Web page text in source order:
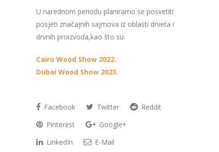
U narednom periodu planiramo se posvetiti
posjeti značajnih sajmova iz oblasti drveta i
drvnih proizvoda,kao što su:
Cairo Wood Show 2022.
Dubai Wood Show 2023.
Facebook Twitter
Reddit
Pinterest
Google+
LinkedIn
E-Mail